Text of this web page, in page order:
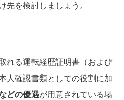
先を検討しましょう。
れる運転経歴証明書（および
人確認書類としての役割に加
どの優遇が用意されている場